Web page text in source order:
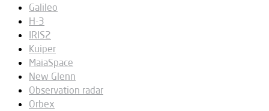
Galileo
H-3
IRIS2
Kuiper
MaiaSpace
New Glenn
Observation radar
Orbex